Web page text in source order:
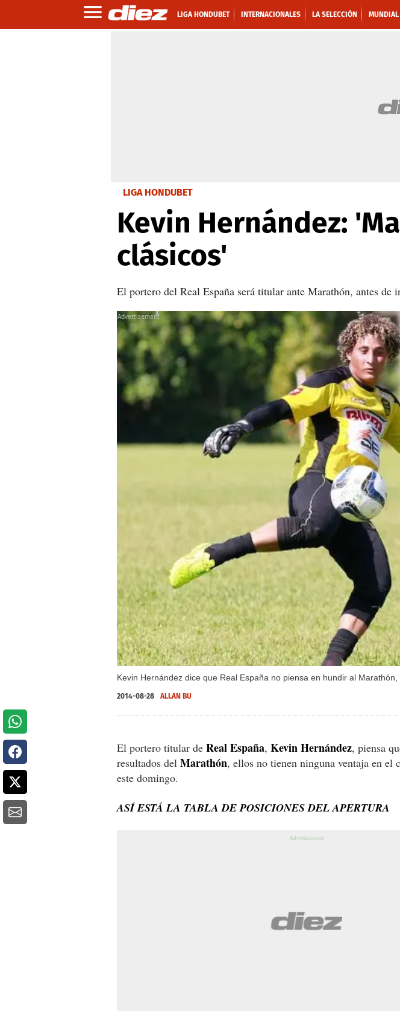
LIGA HONDUBET INTERNACIONALES LA SELECCIÓN
LIGA HONDUBET
Kevin Hernández:
clásicos'
El portero del Real España será titular ante Marathón, antes de
Kevin Hernández dice que Real España no piensa en hundir al
X
2014-08-28 ALLAN BU
El portero titular de Real España, Kevin Hernández, piensa
resultados del Marathón, ellos no tienen ninguna ventaja en el
este domingo.
ASÍ ESTÁ LA TABLA DE POSICIONES DEL APERTURA